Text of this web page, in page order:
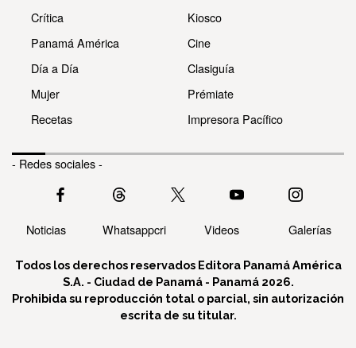
Crítica
Panamá América
Día a Día
Mujer
Recetas
Kiosco
Cine
Clasiguía
Prémiate
Impresora Pacífico
- Redes sociales -
Noticias Whatsappcri Videos Galerías
Todos los derechos reservados Editora Panamá América
S.A. - Ciudad de Panamá - Panamá 2026.
Prohibida su reproducción total o parcial, sin autorización
escrita de su titular.